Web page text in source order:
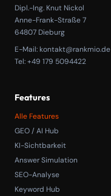
Dipl.-Ing. Knut Nickol
Anne-Frank-Straße 7
64807 Dieburg
E-Mail:kontakt@rankmio.de
Tel: +49 179 5094422
Features
Alle Features
GEO / AI Hub
KI-Sichtbarkeit
Answer Simulation
SEO-Analyse
Keyword Hub